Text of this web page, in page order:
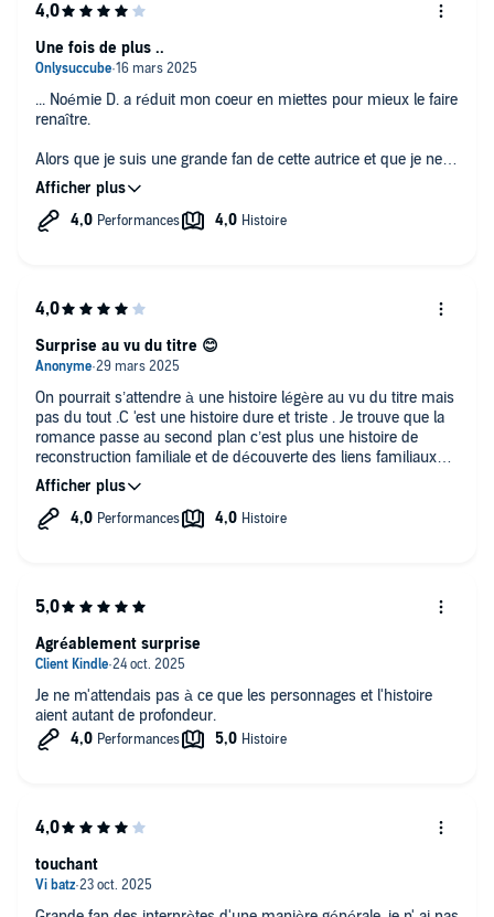
... Noémie D. a réduit mon coeur en miettes pour mieux le faire
renaître.
Alors que je suis une grande fan de cette autrice et que je ne
rate aucune de ses sorties livresque , je n'ai pas lu l histoire de
Layz et Harris lors de sa sortie car la troppe ne me tentait pas
plus que ça.
BREAKING NEWS: j'étais complètement à côté de la plaque !
Une fois n'est pas coutume des sujets sombres, violents, de
ceux qui dérangent et pourtant si réels, y sont abordés et
j'avoue les avoir trouvé encore plus percutants en audible (au
passage bravo pour l'interprétation de Layz ❤️)
Bref une belle histoire que je recommande vivement, qui oui
peut être lu en stand alone , mais sera plus apprécié après
avoir lu Blaireau au vu des cross overs.
(Mon seule regret pour ce livre est de ne pas avoir put me
régaler des notes de fin de page de Noémie D, domaine dans
lequel elle excelle et ne manque pas de me régaler ou me faire
rire ! )
Une fois de plus ..
On pourrait s’attendre à une histoire légère au vu du titre mais
pas du tout .C 'est une histoire dure et triste . Je trouve que la
romance passe au second plan c’est plus une histoire de
reconstruction familiale et de découverte des liens familiaux
c’est intense et beau . Les amitiés aussi ont une place dans ce
roman . En bref foncez ce fut une agréa découverte.
Surprise au vu du titre 😊
Je ne m'attendais pas à ce que les personnages et l'histoire
aient autant de profondeur.
Agréablement surprise
touchant